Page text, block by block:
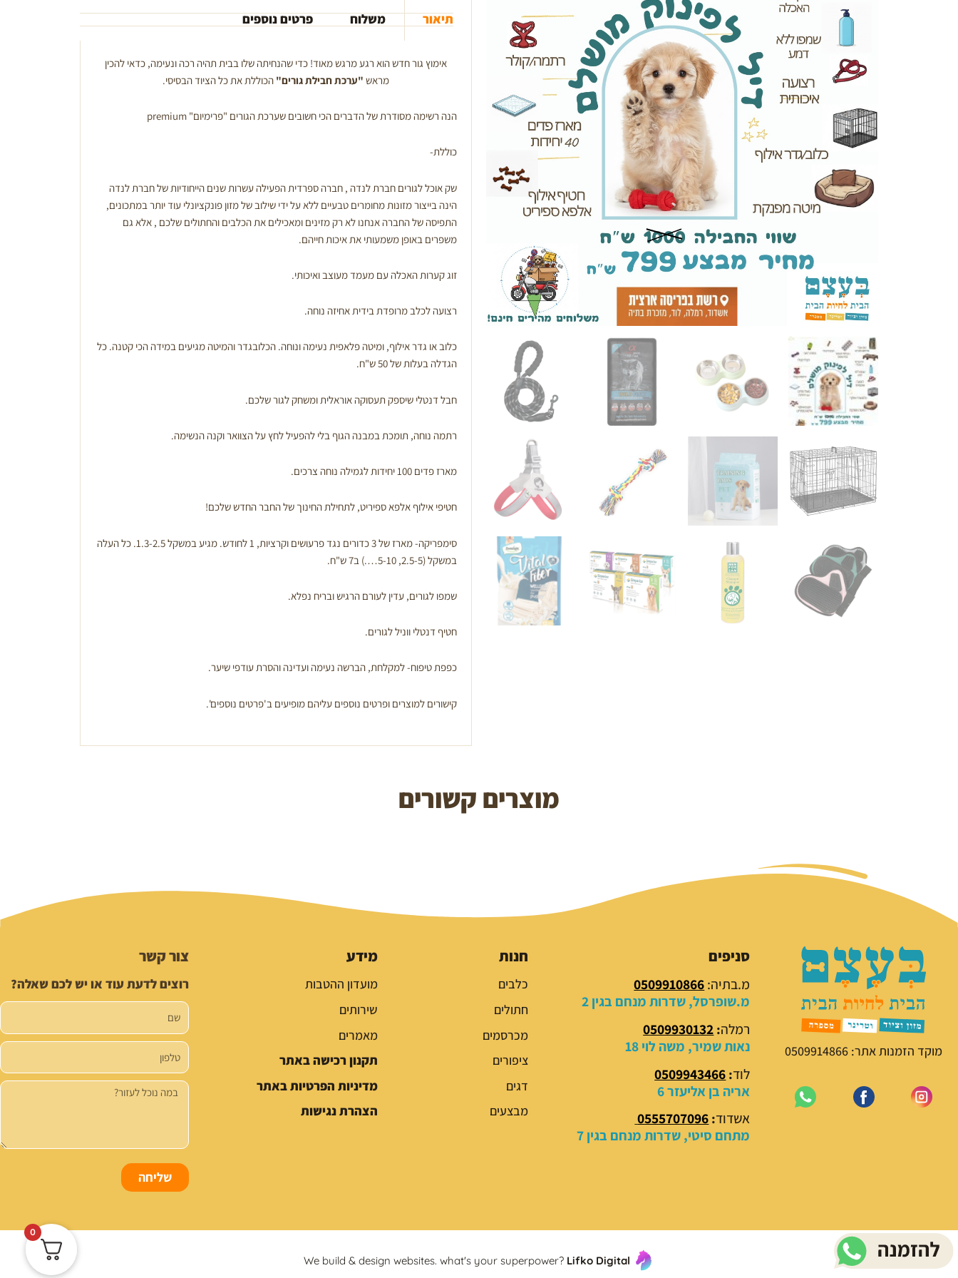
תיאור משלוח פרטים נוספים
אימוץ גור חדש הוא רגע מרגש מאוד! כדי שהנחיתה שלו בבית תהיה רכה ונעימה, כדאי להכין
מראש "ערכת חבילת גורים" הכוללת את כל הציוד הבסיסי.
הנה רשימה מסודרת של הדברים הכי חשובים שערכת הגורים "פרימיום" premium
כוללת-
שק אוכל לגורים חברת לנדה , חברה ספרדית הפעילה עשרות שנים הייחודיות של חברת לנדה
הינה בייצור מזונות מחומרים טבעיים ללא על ידי שילוב של מזון פונקציונלי עוד יותר במתכונים,
התפיסה של החברה אנחנו לא רק מזינים ומאכילים את הכלבים והחתולים שלכם , אלא גם
משפרים באופן משמעותי את איכות חייהם.
זוג קערות האכלה עם מעמד מעוצב ואיכותי.
רצועה לכלב מרופדת בידית אחיזה נוחה.
כלוב או גדר אילוף, ומיטה פלאפית נעימה ונוחה. הכלובגדר והמיטה מגיעים במידה הכי קטנה. כל
הגדלה בעלות של 50 ש"ח.
חבל דנטלי שיספק תעסוקה אוראלית ומשחק לגור שלכם.
רתמה נוחה, תומכת במבנה הגוף בלי להפעיל לחץ על הצוואר וקנה הנשימה.
מארז פדים 100 יחידות לגמילה נוחה צרכים.
חטיפי אילוף אלפא ספיריט, לתחילת החינוך של החבר החדש שלכם!
סימפריקה- מארז של 3 כדורים נגד פרעושים וקרציות, 1 לחודש. מגיע במשקל 1.3-2.5. כל העלה
במשקל (2.5-5, 5-10….) ב7 ש"ח.
שמפו לגורים, עדין לעורם הרגיש ובריח נפלא.
חטיף דנטלי ווניל לגורים.
כפפת טיפוח- למקלחת, הברשה נעימה ועדינה והסרת עודפי שיער.
קישורים למוצרים ופרטים נוספים עליהם מופיעים ב'פרטים נוספים'.
מוצרים קשורים
מוקד הזמנות אתר: 0509914866
סניפים
מ.בתיה:0509910866
מ.שופרסל, שדרות מנחם בגין 2
רמלה:
0509930132
נאות שמיר, משה לוי 18
לוד:
0509943466
אריה בן אליעזר 6
אשדוד:
0555707096
מתחם סיטי, שדרות מנחם בגין 7
חנות
כלבים
חתולים
מכרסמים
ציפורים
דגים
מבצעים
מידע
מועדון ההטבות
שירותים
מאמרים
תקנון רכישה באתר
מדיניות הפרטיות באתר
הצהרת נגישות
צור קשר
רוצים לדעת עוד או יש לכם שאלה?
שם
טלפון
הודעה
שליחה
We build & design websites. what's your superpower? Lifko Digital
0